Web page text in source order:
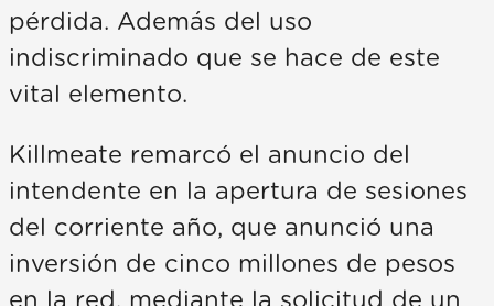
pérdida. Además del uso
indiscriminado que se hace de este
vital elemento.
Killmeate remarcó el anuncio del
intendente en la apertura de sesiones
del corriente año, que anunció una
inversión de cinco millones de pesos
en la red, mediante la solicitud de un